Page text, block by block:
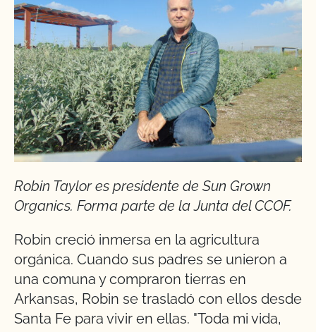
Robin Taylor es presidente de Sun Grown
Organics. Forma parte de la Junta del CCOF.
Robin creció inmersa en la agricultura
orgánica. Cuando sus padres se unieron a
una comuna y compraron tierras en
Arkansas, Robin se trasladó con ellos desde
Santa Fe para vivir en ellas. "Toda mi vida,